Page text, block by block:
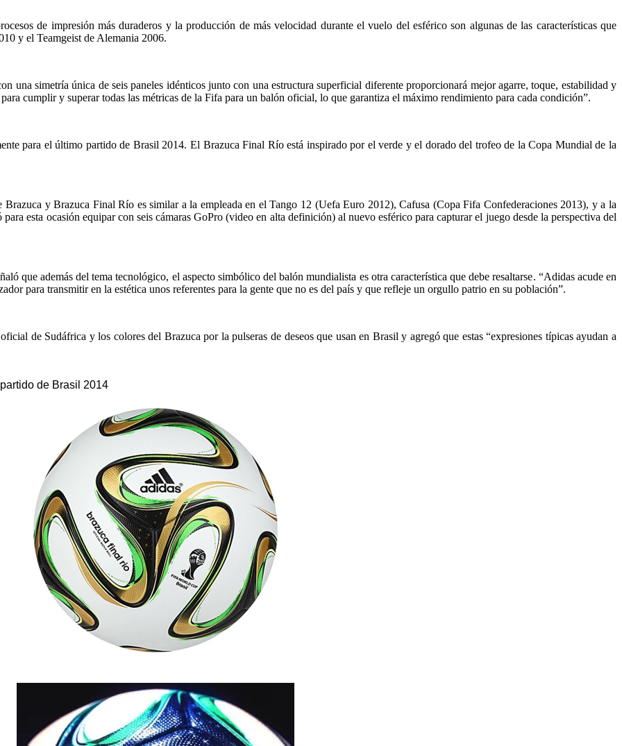
de impresión más duraderos y la producción de más velocidad durante el vuelo del esférico son algunas de las características que
y el Teamgeist de Alemania 2006.
una simetría única de seis paneles idénticos junto con una estructura superficial diferente proporcionará mejor agarre, toque, estabilidad y
cumplir y superar todas las métricas de la Fifa para un balón oficial, lo que garantiza el máximo rendimiento para cada condición”.
para el último partido de Brasil 2014. El Brazuca Final Río está inspiradopor el verde y el dorado del trofeo de la Copa Mundial de la
y Brazuca Final Río es similar a la empleada en el Tango 12 (Uefa Euro 2012), Cafusa (Copa Fifa Confederaciones 2013), y a la
esta ocasión equipar con seis cámaras GoPro (video en alta definición) al nuevo esférico para capturar el juego desde la perspectiva del
que además del tema tecnológico, el aspecto simbólico del balón mundialista es otra característica que debe resaltarse. “Adidas acude en
para transmitir en la estética unos referentes para la gente que no es del país y que refleje un orgullo patrio en su población”.
de Sudáfrica y los colores del Brazuca por la pulseras de deseosque usan en Brasil y agregó que estas “expresiones típicas ayudan a
de Brasil 2014